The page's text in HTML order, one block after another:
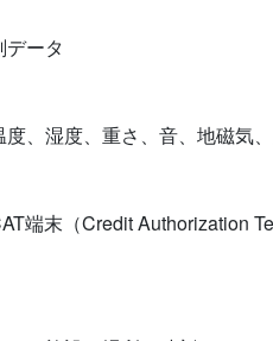
ータ
、湿度、重さ、音、地磁気
端末（Credit Authorization